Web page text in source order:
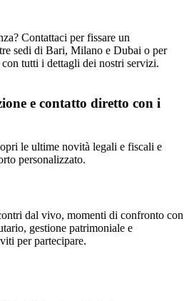
Contattaci per fissare un
sedi di Bari, Milano e Dubai o per
tutti i dettagli dei nostri servizi.
e contatto diretto con i
le ultime novità legali e fiscali e
personalizzato.
dal vivo, momenti di confronto con
gestione patrimoniale e
per partecipare.